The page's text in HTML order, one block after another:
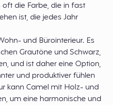
die Farbe, die in fast
ist, die jedes Jahr
und Bürointerieur. Es
Grautöne und Schwarz,
und ist daher eine Option,
und produktiver fühlen
kann Camel mit Holz- und
um eine harmonische und